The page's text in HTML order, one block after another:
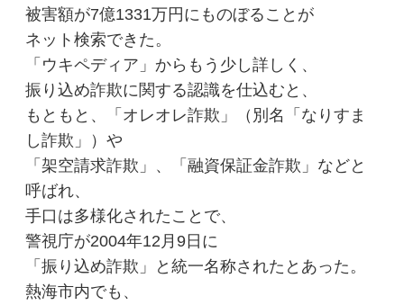
被害額が7億1331万円にものぼることが
ネット検索できた。
「ウキペディア」からもう少し詳しく、
振り込め詐欺に関する認識を仕込むと、
もともと、「オレオレ詐欺」（別名「なりすま
し詐欺」）や
「架空請求詐欺」、「融資保証金詐欺」などと
呼ばれ、
手口は多様化されたことで、
警視庁が2004年12月9日に
「振り込め詐欺」と統一名称されたとあった。
熱海市内でも、